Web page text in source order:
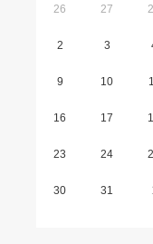
26 27
2 3
9 10
16 17
23 24
30 31